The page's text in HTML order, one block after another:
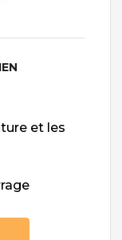
et les